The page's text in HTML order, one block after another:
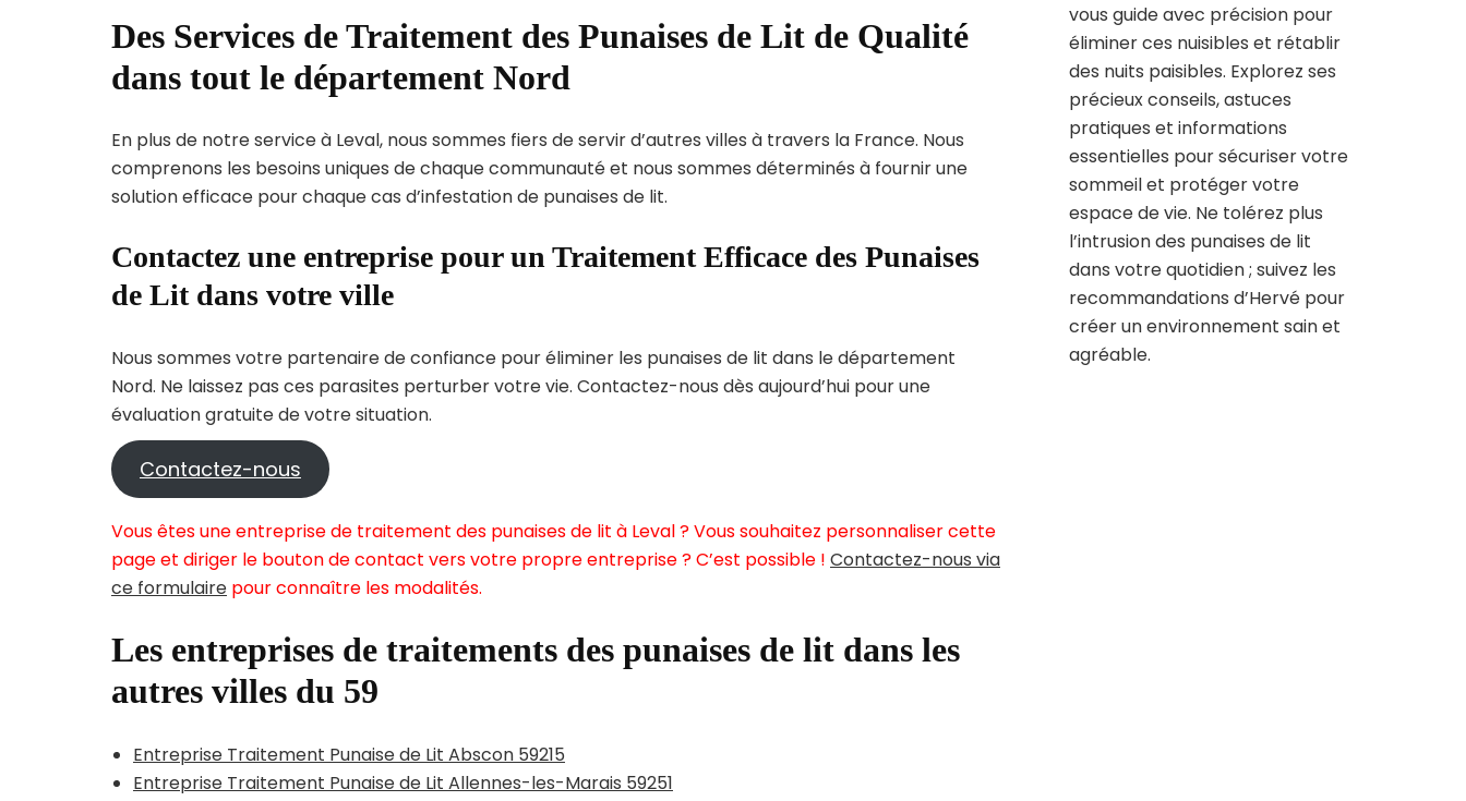
Des Services de Traitement des Punaises de Lit de Qualité
dans tout le département Nord
En plus de notre service à Leval, nous sommes fiers de servir d’autres villes à travers la France. Nous
comprenons les besoins uniques de chaque communauté et nous sommes déterminés à fournir une
solution efficace pour chaque cas d’infestation de punaises de lit.
Contactez une entreprise pour un Traitement Efficace des Punaises
de Lit dans votre ville
Nous sommes votre partenaire de confiance pour éliminer les punaises de lit dans le département
Nord. Ne laissez pas ces parasites perturber votre vie. Contactez-nous dès aujourd’hui pour une
évaluation gratuite de votre situation.
Contactez-nous
Vous êtes une entreprise de traitement des punaises de lit à Leval ? Vous souhaitez personnaliser cette
page et diriger le bouton de contact vers votre propre entreprise ? C’est possible ! Contactez-nous via
ce formulaire pour connaître les modalités.
Les entreprises de traitements des punaises de lit dans les
autres villes du 59
Entreprise Traitement Punaise de Lit Abscon 59215
Entreprise Traitement Punaise de Lit Allennes-les-Marais 59251
vous guide avec précision pour
éliminer ces nuisibles et rétablir
des nuits paisibles. Explorez ses
précieux conseils, astuces
pratiques et informations
essentielles pour sécuriser votre
sommeil et protéger votre
espace de vie. Ne tolérez plus
l’intrusion des punaises de lit
dans votre quotidien ; suivez les
recommandations d’Hervé pour
créer un environnement sain et
agréable.